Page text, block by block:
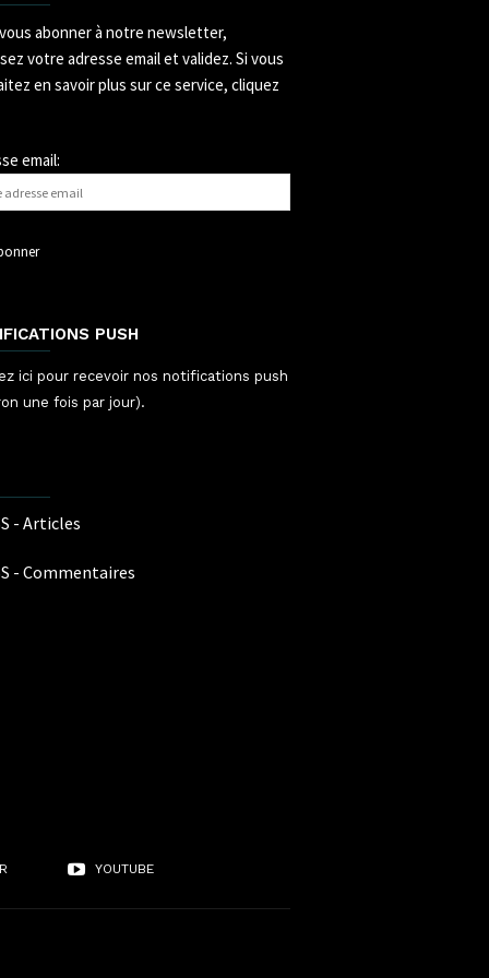
abonner à notre newsletter,
votre adresse email et validez. Si vous
en savoir plus sur ce service, cliquez
email:
PUSH
ici pour recevoir nos notifications push
une fois par jour).
- Articles
- Commentaires
YOUTUBE